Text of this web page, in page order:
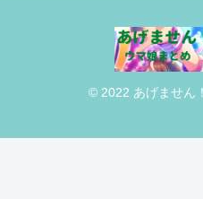
© 2022 あげません